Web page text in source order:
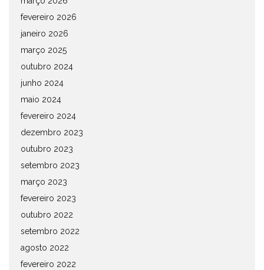
fevereiro 2026
janeiro 2026
março 2025
outubro 2024
junho 2024
maio 2024
fevereiro 2024
dezembro 2023
outubro 2023
setembro 2023
março 2023
fevereiro 2023
outubro 2022
setembro 2022
agosto 2022
fevereiro 2022